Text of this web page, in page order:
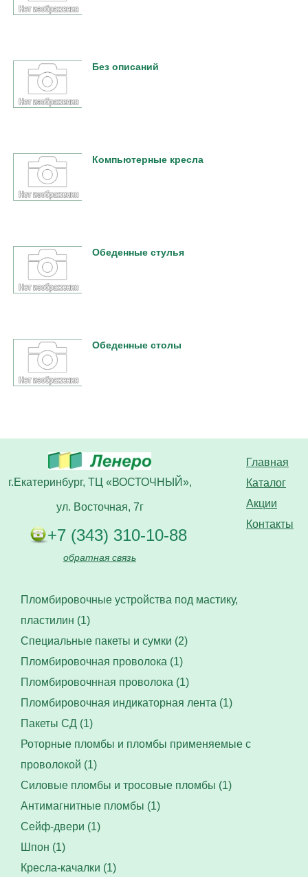
Без описаний
Компьютерные кресла
Обеденные стулья
Обеденные столы
Главная
Каталог
Акции
Контакты
г.Екатеринбург, ТЦ «ВОСТОЧНЫЙ»,
ул. Восточная, 7г
+7 (343) 310-10-88
обратная связь
Пломбировочные устройства под мастику,
пластилин (1)
Специальные пакеты и сумки (2)
Пломбировочная проволока (1)
Пломбировочнная проволока (1)
Пломбировочная индикаторная лента (1)
Пакеты СД (1)
Роторные пломбы и пломбы применяемые с
проволокой (1)
Силовые пломбы и тросовые пломбы (1)
Антимагнитные пломбы (1)
Сейф-двери (1)
Шпон (1)
Кресла-качалки (1)